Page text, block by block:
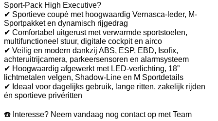
Sport-Pack High Executive?
✔ Sportieve coupé met hoogwaardig Vernasca-leder, M-
Sportpakket en dynamisch rijgedrag
✔ Comfortabel uitgerust met verwarmde sportstoelen,
multifunctioneel stuur, digitale cockpit en airco
✔ Veilig en modern dankzij ABS, ESP, EBD, Isofix,
achteruitrijcamera, parkeersensoren en alarmsysteem
✔ Hoogwaardig afgewerkt met LED-verlichting, 18”
lichtmetalen velgen, Shadow-Line en M Sportdetails
✔ Ideaal voor dagelijks gebruik, lange ritten, zakelijk rijden
én sportieve privéritten
☎️ Interesse? Neem vandaag nog contact op met Team